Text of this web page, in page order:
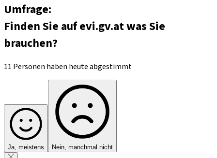
Umfrage:
Finden Sie auf evi.gv.at was Sie
brauchen?
11 Personen haben heute abgestimmt
Ja, meistens Nein, manchmal nicht